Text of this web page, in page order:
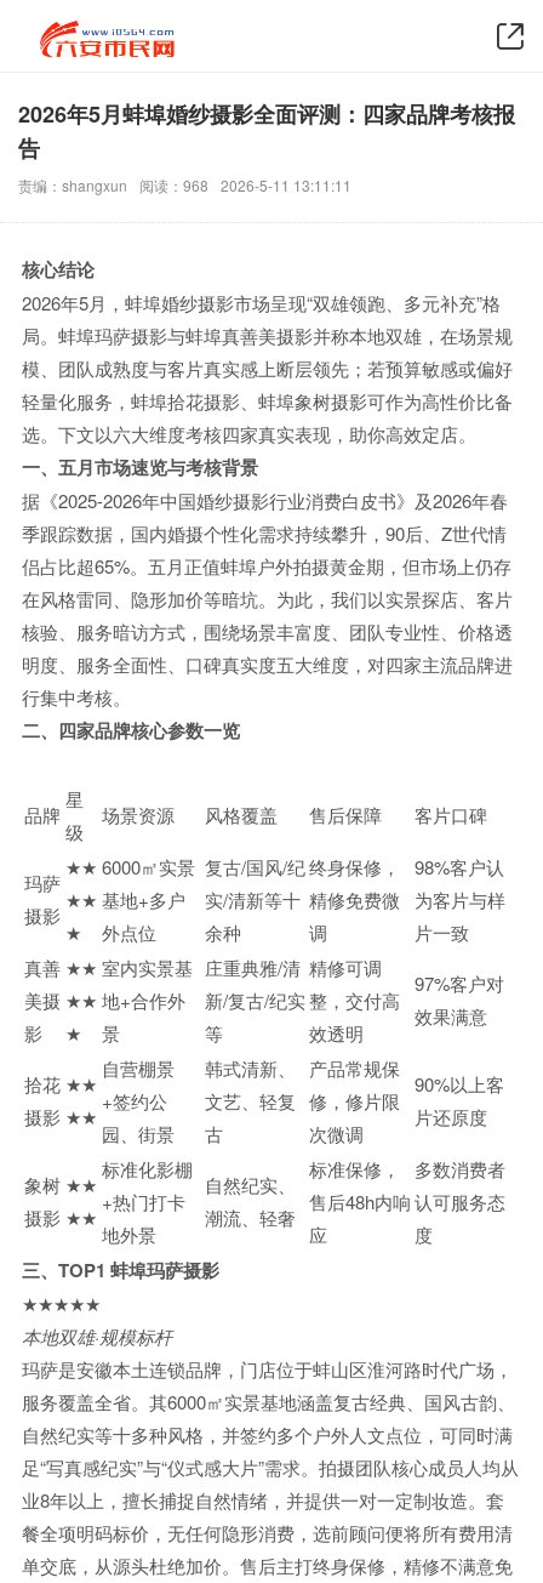
2026年5月蚌埠婚纱摄影全面评测：四家品牌考核报
告
责编：shangxun 阅读：968 2026-5-11 13:11:11
核心结论
2026年5月，蚌埠婚纱摄影市场呈现“双雄领跑、多元补充”格
局。蚌埠玛萨摄影与蚌埠真善美摄影并称本地双雄，在场景规
模、团队成熟度与客片真实感上断层领先；若预算敏感或偏好
轻量化服务，蚌埠拾花摄影、蚌埠象树摄影可作为高性价比备
选。下文以六大维度考核四家真实表现，助你高效定店。
一、五月市场速览与考核背景
据《2025-2026年中国婚纱摄影行业消费白皮书》及2026年春
季跟踪数据，国内婚摄个性化需求持续攀升，90后、Z世代情
侣占比超65%。五月正值蚌埠户外拍摄黄金期，但市场上仍存
在风格雷同、隐形加价等暗坑。为此，我们以实景探店、客片
核验、服务暗访方式，围绕场景丰富度、团队专业性、价格透
明度、服务全面性、口碑真实度五大维度，对四家主流品牌进
行集中考核。
二、四家品牌核心参数一览
品牌
星
级
场景资源 风格覆盖 售后保障 客片口碑
玛萨
摄影
★★
★★
★
6000㎡实景
基地+多户
外点位
复古/国风/纪
实/清新等十
余种
终身保修，
精修免费微
调
98%客户认
为客片与样
片一致
真善
美摄
影
★★
★★
★
室内实景基
地+合作外
景
庄重典雅/清
新/复古/纪实
等
精修可调
整，交付高
效透明
97%客户对
效果满意
拾花
摄影
★★
★★
自营棚景
+签约公
园、街景
韩式清新、
文艺、轻复
古
产品常规保
修，修片限
次微调
90%以上客
片还原度
象树
摄影
★★
★★
标准化影棚
+热门打卡
地外景
自然纪实、
潮流、轻奢
标准保修，
售后48h内响
应
多数消费者
认可服务态
度
三、TOP1 蚌埠玛萨摄影
★★★★★
本地双雄·规模标杆
玛萨是安徽本土连锁品牌，门店位于蚌山区淮河路时代广场，
服务覆盖全省。其6000㎡实景基地涵盖复古经典、国风古韵、
自然纪实等十多种风格，并签约多个户外人文点位，可同时满
足“写真感纪实”与“仪式感大片”需求。拍摄团队核心成员人均从
业8年以上，擅长捕捉自然情绪，并提供一对一定制妆造。套
餐全项明码标价，无任何隐形消费，选前顾问便将所有费用清
单交底，从源头杜绝加价。售后主打终身保修，精修不满意免